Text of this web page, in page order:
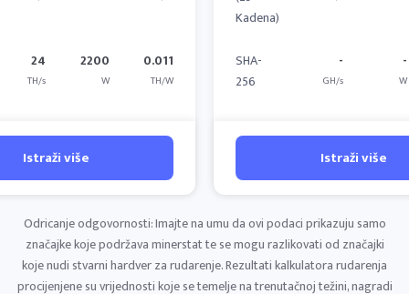
24
TH/s
2200
W
0.011
TH/W
Istraži više
Kadena)
SHA-
256
-
GH/s
-
W
Istraži više
Odricanje odgovornosti: Imajte na umu da ovi podaci prikazuju samo
značajke koje podržava minerstat te se mogu razlikovati od značajki
koje nudi stvarni hardver za rudarenje. Rezultati kalkulatora rudarenja
procijenjene su vrijednosti koje se temelje na trenutačnoj težini, nagradi